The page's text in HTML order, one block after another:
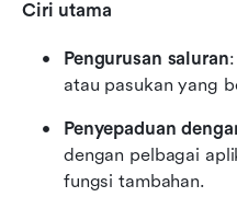
Ciri utama
Pengurusan saluran
atau pasukan yang
Penyepaduan
dengan pelbagai
fungsi tambahan.